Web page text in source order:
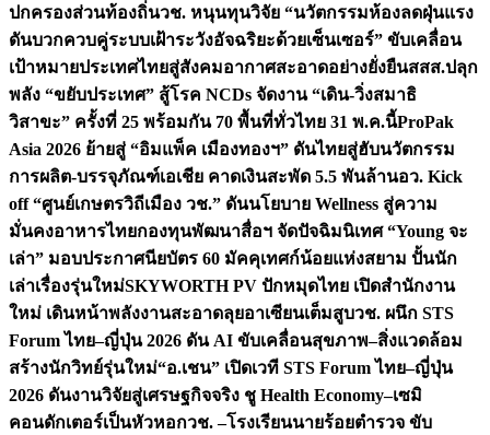
ปกครองส่วนท้องถิ่นวช. หนุนทุนวิจัย “นวัตกรรมห้องลดฝุ่นแรง
ดันบวกควบคู่ระบบเฝ้าระวังอัจฉริยะด้วยเซ็นเซอร์” ขับเคลื่อน
เป้าหมายประเทศไทยสู่สังคมอากาศสะอาดอย่างยั่งยืนสสส.ปลุก
พลัง “ขยับประเทศ” สู้โรค NCDs จัดงาน “เดิน-วิ่งสมาธิ
วิสาขะ” ครั้งที่ 25 พร้อมกัน 70 พื้นที่ทั่วไทย 31 พ.ค.นี้ProPak
Asia 2026 ย้ายสู่ “อิมแพ็ค เมืองทองฯ” ดันไทยสู่ฮับนวัตกรรม
การผลิต-บรรจุภัณฑ์เอเชีย คาดเงินสะพัด 5.5 พันล้านอว. Kick
off “ศูนย์เกษตรวิถีเมือง วช.” ดันนโยบาย Wellness สู่ความ
มั่นคงอาหารไทยกองทุนพัฒนาสื่อฯ จัดปัจฉิมนิเทศ “Young จะ
เล่า” มอบประกาศนียบัตร 60 มัคคุเทศก์น้อยแห่งสยาม ปั้นนัก
เล่าเรื่องรุ่นใหม่SKYWORTH PV ปักหมุดไทย เปิดสำนักงาน
ใหม่ เดินหน้าพลังงานสะอาดลุยอาเซียนเต็มสูบวช. ผนึก STS
Forum ไทย–ญี่ปุ่น 2026 ดัน AI ขับเคลื่อนสุขภาพ–สิ่งแวดล้อม
สร้างนักวิทย์รุ่นใหม่“อ.เชน” เปิดเวที STS Forum ไทย–ญี่ปุ่น
2026 ดันงานวิจัยสู่เศรษฐกิจจริง ชู Health Economy–เซมิ
คอนดักเตอร์เป็นหัวหอกวช. –โรงเรียนนายร้อยตำรวจ ขับ